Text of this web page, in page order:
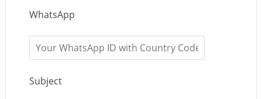
WhatsApp
Subject